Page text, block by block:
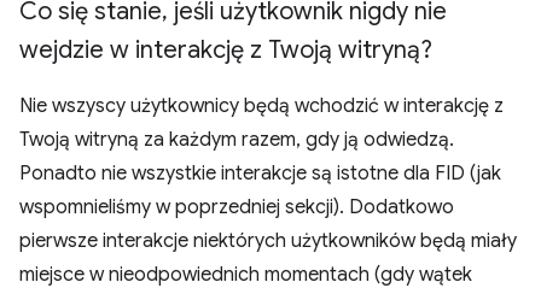
Co się stanie, jeśli użytkownik nigdy nie
wejdzie w interakcję z Twoją witryną?
Nie wszyscy użytkownicy będą wchodzić w interakcję z
Twoją witryną za każdym razem, gdy ją odwiedzą.
Ponadto nie wszystkie interakcje są istotne dla FID (jak
wspomnieliśmy w poprzedniej sekcji). Dodatkowo
pierwsze interakcje niektórych użytkowników będą miały
miejsce w nieodpowiednich momentach (gdy wątek